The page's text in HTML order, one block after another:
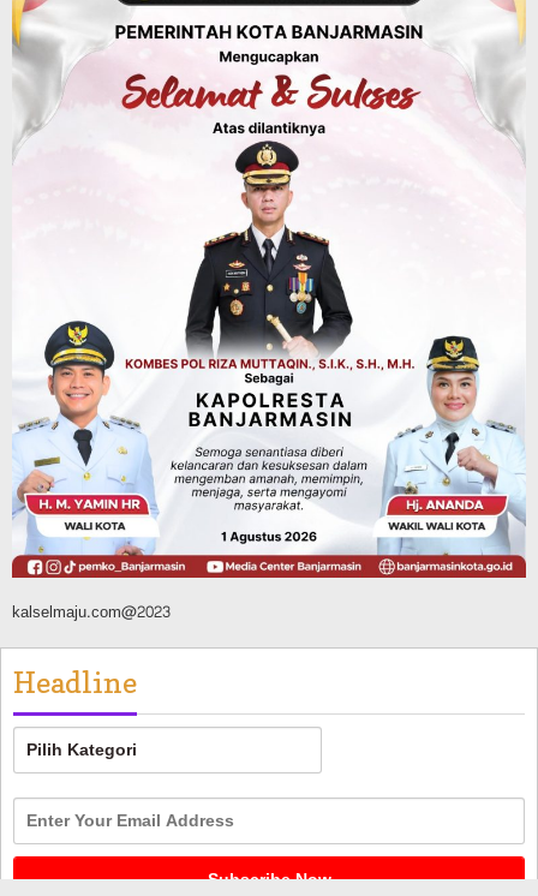
Agustus 9, 2026
Sosial & Keagamaan
45 Pramuka Banjarmasin Berangkat ke
Jamnas XII Cibubur, Termasuk Dua
Peserta Berkebutuhan Khusus
Aksi Hijau di Desa Sungairangas Banjar,
Ratusan Pohon Ditanam, Hampir 2 Ton
Sampah Terkumpul dari Penukaran
dengan Sembako
Agustus 9, 2026
kalselmaju.com@2023
Headline
Headline